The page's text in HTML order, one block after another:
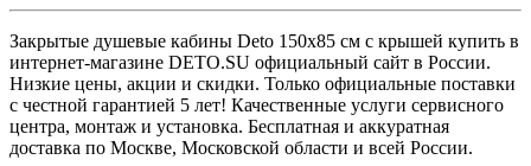
Закрытые душевые кабины Deto 150x85 см с крышей купить в
интернет-магазине DETO.SU официальный сайт в России.
Низкие цены, акции и скидки. Только официальные поставки
c честной гарантией 5 лет! Качественные услуги сервисного
центра, монтаж и установка. Бесплатная и аккуратная
доставка по Москве, Московской области и всей России.